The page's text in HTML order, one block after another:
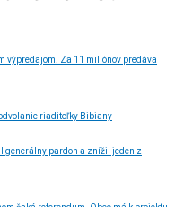
výpredajom. Za 11 miliónov predáva
odvolanie riaditeľky Bibiany
generálny pardon a znížil jeden z